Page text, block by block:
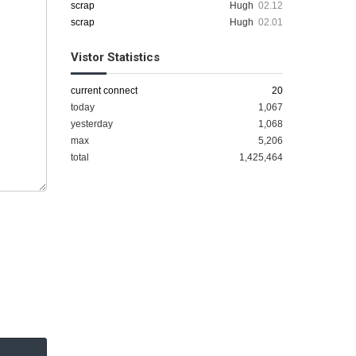
Hugh 02.12
scrap
Hugh 02.01
scrap
Vistor Statistics
current connect
20
today
1,067
yesterday
1,068
max
5,206
total
1,425,464